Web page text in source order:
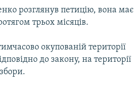
розглянув петицію, вона має
трьох місяців.
окупованій території
до закону, на території